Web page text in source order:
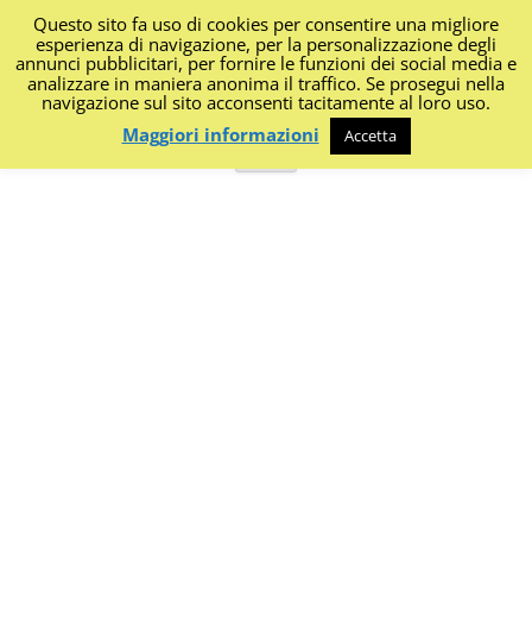
I Diari di Portanapoli
Impressioni, sapori, colori dalla regione
Vai
Questo sito fa uso di cookies per consentire una migliore
esperienza di navigazione, per la personalizzazione degli
annunci pubblicitari, per fornire le funzioni dei social media e
analizzare in maniera anonima il traffico. Se prosegui nella
navigazione sul sito acconsenti tacitamente al loro uso.
Maggiori informazioni
Accetta